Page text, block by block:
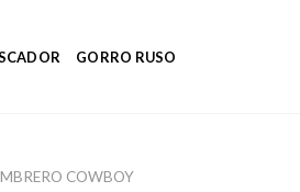
GORRO RUSO
COWBOY